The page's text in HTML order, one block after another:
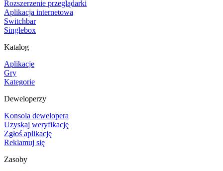
Rozszerzenie przeglądarki
Aplikacja internetowa
Switchbar
Singlebox
Katalog
Aplikacje
Gry
Kategorie
Deweloperzy
Konsola dewelopera
Uzyskaj weryfikację
Zgłoś aplikację
Reklamuj się
Zasoby